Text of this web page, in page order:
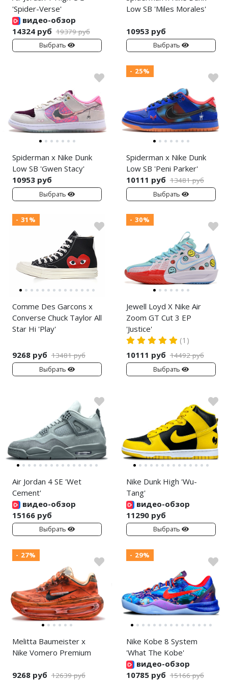
'Spider-Verse'
видео-обзор
14324 руб 19379 руб
Выбрать
Low SB 'Miles Morales'
10953 руб
Выбрать
Spiderman x Nike Dunk
Low SB 'Gwen Stacy'
10953 руб
Выбрать
- 25%
Spiderman x Nike Dunk
Low SB 'Peni Parker'
10111 руб 13481 руб
Выбрать
- 31%
Comme Des Garcons x
Converse Chuck Taylor All
Star Hi 'Play'
9268 руб 13481 руб
Выбрать
- 30%
Jewell Loyd X Nike Air
Zoom GT Cut 3 EP
'Justice'
(1)
10111 руб 14492 руб
Выбрать
Air Jordan 4 SE 'Wet
Cement'
видео-обзор
15166 руб
Выбрать
Nike Dunk High 'Wu-
Tang'
видео-обзор
11290 руб
Выбрать
- 27%
Melitta Baumeister x
Nike Vomero Premium
9268 руб 12639 руб
- 29%
Nike Kobe 8 System
'What The Kobe'
видео-обзор
10785 руб 15166 руб